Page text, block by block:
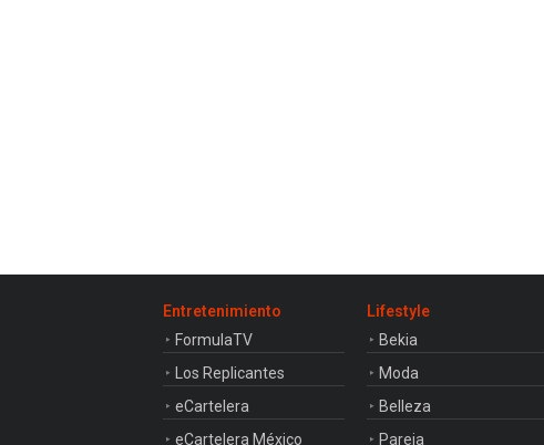
Entretenimiento
FormulaTV
Los Replicantes
eCartelera
eCartelera México
Lifestyle
Bekia
Moda
Belleza
Pareja